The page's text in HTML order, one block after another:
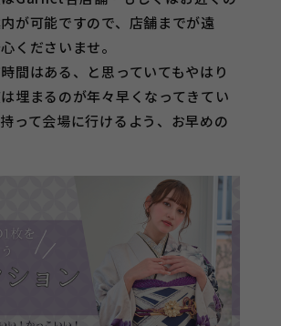
が可能ですので、店舗までが遠
くださいませ。
間はある、と思っていてもやはり
埋まるのが年々早くなってきてい
って会場に行けるよう、お早めの